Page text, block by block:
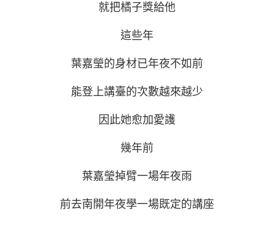
就把橘子獎給他
這些年
葉嘉瑩的身材已年夜不如前
能登上講臺的次數越來越少
因此她愈加愛護
幾年前
葉嘉瑩掉臂一場年夜雨
前去南開年夜學一場既定的講座